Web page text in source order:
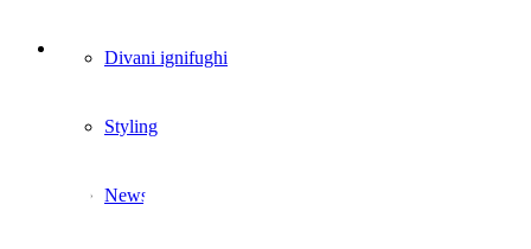
Divani ignifughi
Styling
News
Contract –